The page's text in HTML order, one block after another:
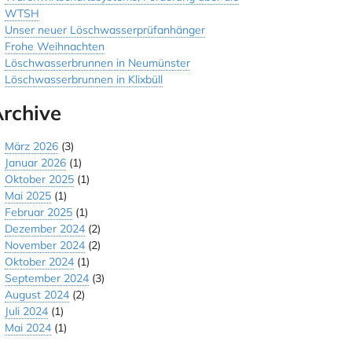
WTSH
Unser neuer Löschwasserprüfanhänger
Frohe Weihnachten
Löschwasserbrunnen in Neumünster
Löschwasserbrunnen in Klixbüll
März 2026 (3)
Januar 2026 (1)
Oktober 2025 (1)
Mai 2025 (1)
Februar 2025 (1)
Dezember 2024 (2)
November 2024 (2)
Oktober 2024 (1)
September 2024 (3)
August 2024 (2)
Juli 2024 (1)
Mai 2024 (1)